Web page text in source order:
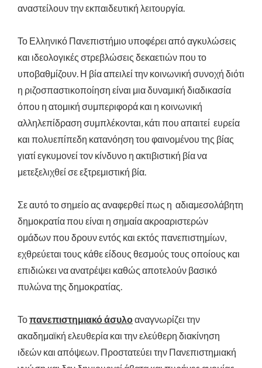
αναστείλουν την εκπαιδευτική λειτουργία.
Το Ελληνικό Πανεπιστήμιο υποφέρει από αγκυλώσεις
και ιδεολογικές στρεβλώσεις δεκαετιών που το
υποβαθμίζουν. Η βία απειλεί την κοινωνική συνοχή διότι
η ριζοσπαστικοποίηση είναι μια δυναμική διαδικασία
όπου η ατομική συμπεριφορά και η κοινωνική
αλληλεπίδραση συμπλέκονται, κάτι που απαιτεί ευρεία
και πολυεπίπεδη κατανόηση του φαινομένου της βίας
γιατί εγκυμονεί τον κίνδυνο η ακτιβιστική βία να
μετεξελιχθεί σε εξτρεμιστική βία.
Σε αυτό το σημείο ας αναφερθεί πως η αδιαμεσολάβητη
δημοκρατία που είναι η σημαία ακροαριστερών
ομάδων που δρουν εντός και εκτός πανεπιστημίων,
εχθρεύεται τους κάθε είδους θεσμούς τους οποίους και
επιδιώκει να ανατρέψει καθώς αποτελούν βασικό
πυλώνα της δημοκρατίας.
Τοπανεπιστημιακό άσυλοαναγνωρίζει την
ακαδημαϊκή ελευθερία και την ελεύθερη διακίνηση
ιδεών και απόψεων. Προστατεύει την Πανεπιστημιακή